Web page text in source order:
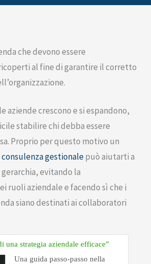
che devono essere
al fine di garantire il corretto
aziende crescono e si espandono,
stabilire chi debba essere
Proprio per questo motivo un
consulenza gestionalepuò aiutarti a
evitando la
ruoli aziendale e facendo sì che i
siano destinati ai collaboratori
una strategia aziendale efficace”
Una guida passo-passo nella